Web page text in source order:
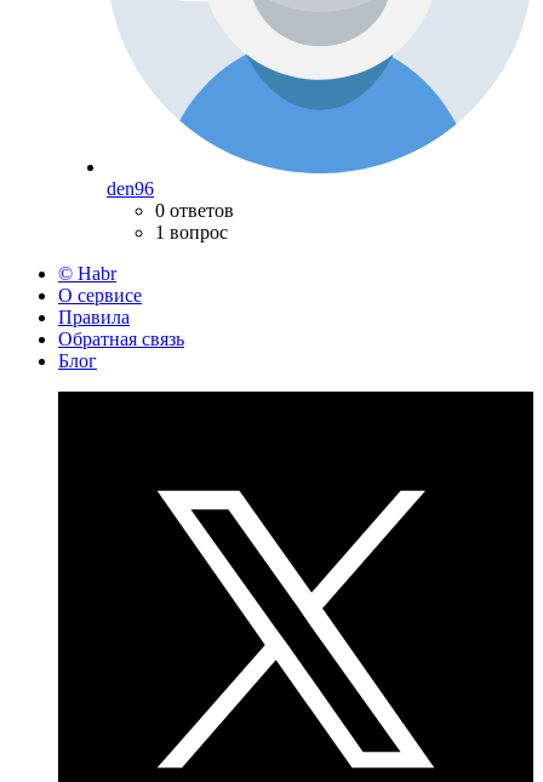
den96
0 ответов
1 вопрос
© Habr
О сервисе
Правила
Обратная связь
Блог